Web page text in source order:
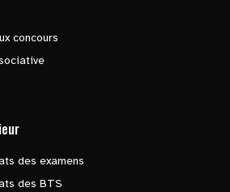
concours
des examens
des BTS